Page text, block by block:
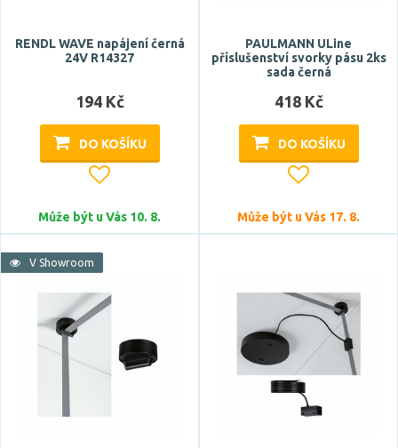
48V DC
220-240V
Barva světla
studená denní bílá
teplá bílá
Teplota barvy
RENDL WAVE napájení černá
24V R14327
194 Kč
DO KOŠÍKU
Může být u Vás 10. 8.
PAULMANN ULine
příslušenství svorky pásu 2ks
sada černá
418 Kč
DO KOŠÍKU
Může být u Vás 17. 8.
V Showroom